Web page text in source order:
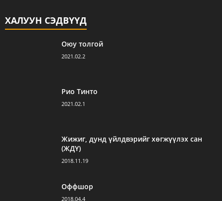
ХАЛУУН СЭДВҮҮД
Оюу толгой
2021.02.2
Рио Тинто
2021.02.1
Жижиг, дунд үйлдвэрийг хөгжүүлэх сан
(ЖДҮ)
2018.11.19
Оффшор
2018.04.4